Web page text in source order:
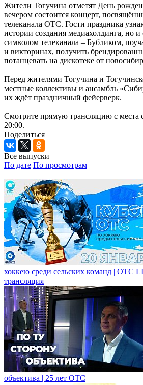
Жители Тогучина отметят День
вечером состоится концерт,
телеканала ОТС. Гости праздника
истории создания медиахолдинга, но и
символом телеканала – Бубликом,
и викторинах, получить
потанцевать на дискотеке от
Перед жителями Тогучина и
местные коллективы и ансамбль
их ждёт праздничный фейерверк.
Смотрите прямую трансляцию с места
20:00.
Поделиться
Все выпуски
По дате По просмотрам
хоккею среди сельских команд | ОТС
трансляция
объектива | 25 лет ОТС